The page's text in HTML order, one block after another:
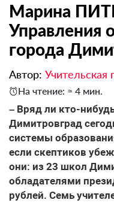
Марина
Управления
города
Автор: Учительская
На чтение: ≈ 4 мин.
– Вряд ли кто-
Димитровград
системы
если скептиков
они: из 23 школ
обладателями
рублей. Семь